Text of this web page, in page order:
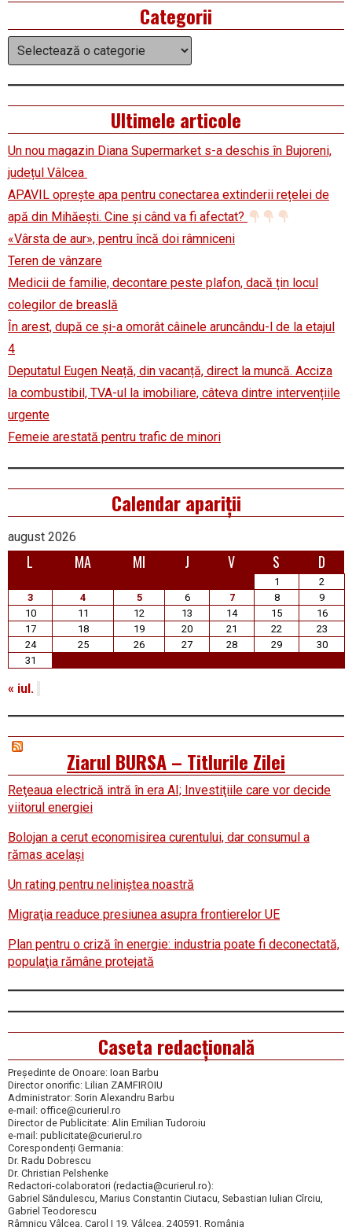
Categorii
Categorii
Ultimele articole
Un nou magazin Diana Supermarket s-a deschis în Bujoreni,
județul Vâlcea
APAVIL oprește apa pentru conectarea extinderii rețelei de
apă din Mihăești. Cine și când va fi afectat?
«Vârsta de aur», pentru încă doi râmniceni
Teren de vânzare
Medicii de familie, decontare peste plafon, dacă țin locul
colegilor de breaslă
În arest, după ce și-a omorât câinele aruncându-l de la etajul
4
Deputatul Eugen Neață, din vacanță, direct la muncă. Acciza
la combustibil, TVA-ul la imobiliare, câteva dintre intervențiile
urgente
Femeie arestată pentru trafic de minori
Calendar apariții
august 2026
L MA MI J V S D
1
2
3
4 5 6 7 8
9
10
11 12 13 14 15
16
17
18 19 20 21 22
23
24
25 26 27 28 29
30
31
« iul.
Ziarul BURSA – Titlurile Zilei
Reţeaua electrică intră în era AI; Investiţiile care vor decide
viitorul energiei
Bolojan a cerut economisirea curentului, dar consumul a
rămas acelaşi
Un rating pentru neliniştea noastră
Migraţia readuce presiunea asupra frontierelor UE
Plan pentru o criză în energie: industria poate fi deconectată,
populaţia rămâne protejată
Caseta redacțională
Președinte de Onoare: Ioan Barbu
Director onorific: Lilian ZAMFIROIU
Administrator: Sorin Alexandru Barbu
e-mail: office@curierul.ro
Director de Publicitate: Alin Emilian Tudoroiu
e-mail: publicitate@curierul.ro
Corespondenți Germania:
Dr. Radu Dobrescu
Dr. Christian Pelshenke
Redactori-colaboratori (redactia@curierul.ro):
Gabriel Săndulescu, Marius Constantin Ciutacu, Sebastian Iulian Cîrciu,
Gabriel Teodorescu
Râmnicu Vâlcea, Carol I 19, Vâlcea, 240591, România